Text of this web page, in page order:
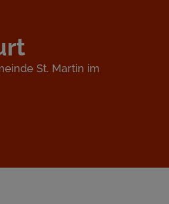
St. Martin im